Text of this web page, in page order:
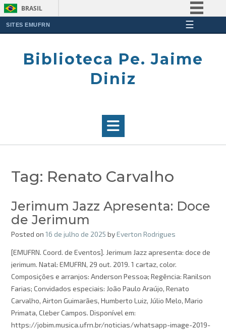
BRASIL
Participe
SITES EMUFRN ☰
Biblioteca Pe. Jaime
Diniz
Tag: Renato Carvalho
Jerimum Jazz Apresenta: Doce
de Jerimum
Posted on 16 de julho de 2025 byEverton Rodrigues
[EMUFRN. Coord. de Eventos]. Jerimum Jazz apresenta: doce de
jerimum. Natal: EMUFRN, 29 out. 2019. 1 cartaz, color.
Composições e arranjos: Anderson Pessoa; Regência: Ranilson
Farias; Convidados especiais: João Paulo Araújo, Renato
Carvalho, Airton Guimarães, Humberto Luiz, Júlio Melo, Mario
Primata, Cleber Campos. Disponível em:
https://jobim.musica.ufrn.br/noticias/whatsapp-image-2019-